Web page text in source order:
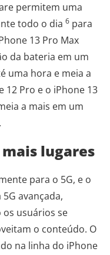
permitem uma
todo o dia 6 para
13 Pro Max
da bateria em um
uma hora e meia a
12 Pro e o iPhone 13
a mais em um
lugares
para o 5G, e o
avançada,
usuários se
o conteúdo. O
na linha do iPhone